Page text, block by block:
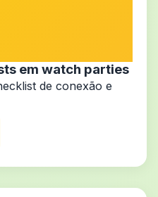
em watch parties
de conexão e